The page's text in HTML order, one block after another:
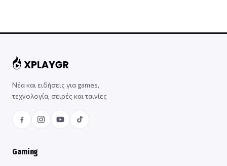
Νέα και ειδήσεις για games,
τεχνολογία, σειρές και ταινίες
Gaming